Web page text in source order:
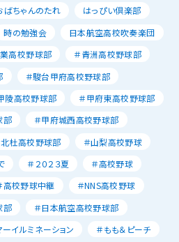
ばちゃんのたれ
はっぴい倶楽部
時の勉強会
日本航空高校吹奏楽団
高校野球部
＃青洲高校野球部
＃駿台甲府高校野球部
陵高校野球部
＃甲府東高校野球部
部
＃甲府城西高校野球部
北杜高校野球部
＃山梨高校野球
＃２０２３夏
＃高校野球
高校野球中継
＃NNS高校野球
部
＃日本航空高校野球部
ーイルミネーション
＃もも＆ピーチ